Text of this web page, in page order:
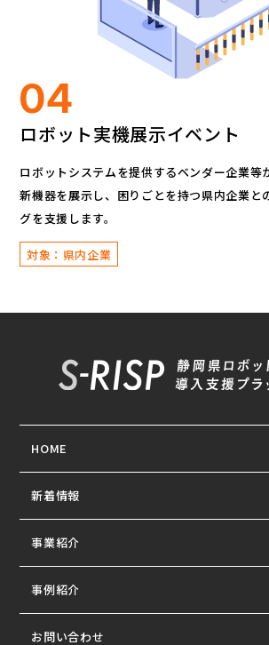
04
ロボット実機展示イベント
ロボットシステムを提供するベンダー企業等
新機器を展示し、 困りごとを持つ県内企業と
グを支援します。
対象：県内企業
HOME
新着情報
事業紹介
事例紹介
お問い合わせ